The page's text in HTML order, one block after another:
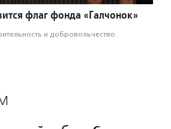
флаг фонда «Галчонок»
и доброволь­чест­во